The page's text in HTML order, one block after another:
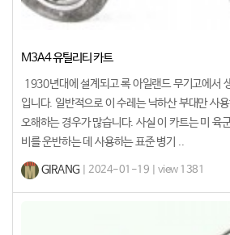
M3A4 유틸리티 카트
1930년대에 설계되고 록 아일랜드 무기고에서
입니다. 일반적으로 이 수레는 낙하산 부대만 사
오해하는 경우가 많습니다. 사실 이 카트는 미 육
비를 운반하는 데 사용하는 표준 병기 ..
GIRANG | 2024-01-19 | view 1381